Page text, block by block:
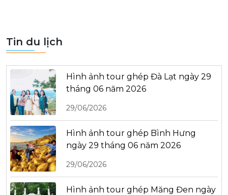
Tin du lịch
Hình ảnh tour ghép Đà Lạt ngày 29
tháng 06 năm 2026
29/06/2026
Hình ảnh tour ghép Bình Hưng
ngày 29 tháng 06 năm 2026
29/06/2026
Hình ảnh tour ghép Măng Đen ngày